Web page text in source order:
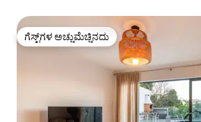
ಗೆಸ್ಟ್‌ಗಳ ಅಚ್ಚುಮೆಚ್ಚಿನದು
ಗೆಸ್ಟ್‌ಗಳ ಅಚ್ಚುಮೆಚ್ಚಿನದು